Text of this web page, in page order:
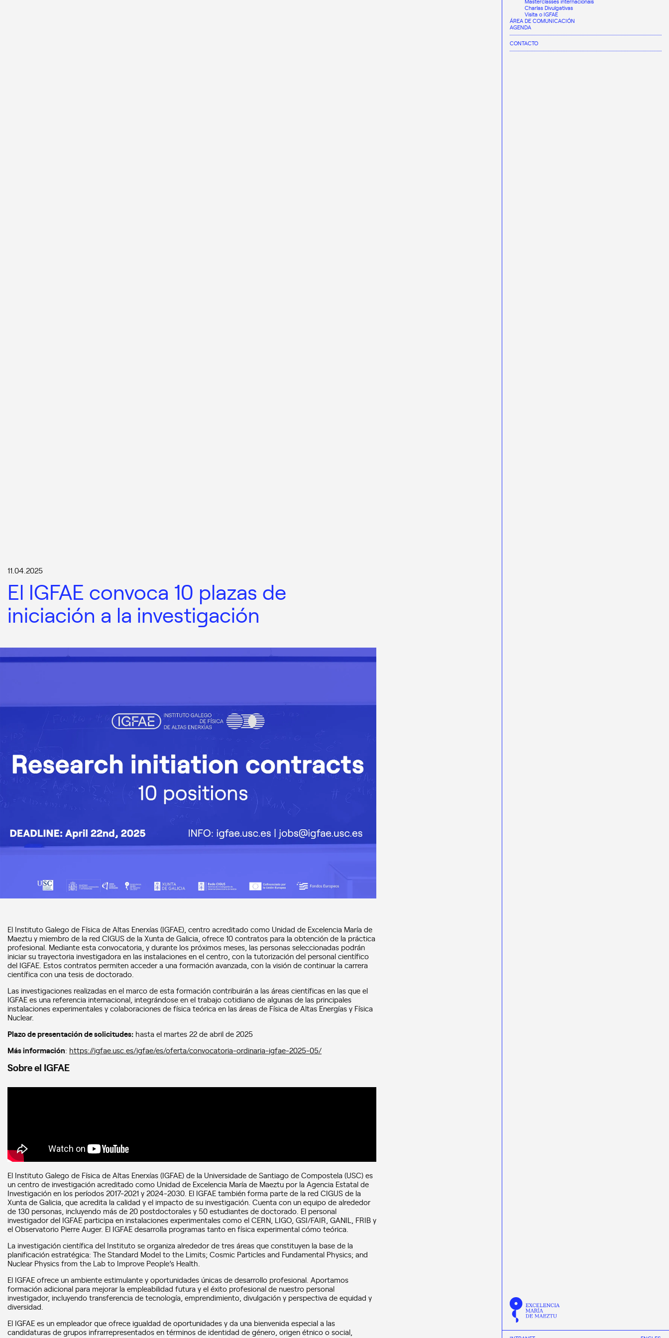
Charlas Divulgativas
Visita o IGFAE
ÁREA DE COMUNICACIÓN
AGENDA
CONTACTO
11.04.2025
El IGFAE convoca 10 plazas de
iniciación a la investigación
El Instituto Galego de Física de Altas Enerxías (IGFAE), centro acreditado como Unidad de Excelencia María de
Maeztu y miembro de la red CIGUS de la Xunta de Galicia, ofrece 10 contratos para la obtención de la práctica
profesional. Mediante esta convocatoria, y durante los próximos meses, las personas seleccionadas podrán
iniciar su trayectoria investigadora en las instalaciones en el centro, con la tutorización del personal científico
del IGFAE. Estos contratos permiten acceder a una formación avanzada, con la visión de continuar la carrera
científica con una tesis de doctorado.
Las investigaciones realizadas en el marco de esta formación contribuirán a las áreas científicas en las que el
IGFAE es una referencia internacional, integrándose en el trabajo cotidiano de algunas de las principales
instalaciones experimentales y colaboraciones de física teórica en las áreas de Física de Altas Energías y Física
Nuclear.
Plazo de presentación de solicitudes: hasta el martes 22 de abril de 2025
Más información: https://igfae.usc.es/igfae/es/oferta/convocatoria-ordinaria-igfae-2025-05/
Sobre el IGFAE
El Instituto Galego de Física de Altas Enerxías (IGFAE) de la Universidade de Santiago de Compostela (USC) es
un centro de investigación acreditado como Unidad de Excelencia María de Maeztu por la Agencia Estatal de
Investigación en los períodos 2017-2021 y 2024-2030. El IGFAE también forma parte de la red CIGUS de la
Xunta de Galicia, que acredita la calidad y el impacto de su investigación. Cuenta con un equipo de alrededor
de 130 personas, incluyendo más de 20 postdoctorales y 50 estudiantes de doctorado. El personal
investigador del IGFAE participa en instalaciones experimentales como el CERN, LIGO, GSI/FAIR, GANIL, FRIB y
el Observatorio Pierre Auger. El IGFAE desarrolla programas tanto en física experimental cómo teórica.
La investigación científica del Instituto se organiza alrededor de tres áreas que constituyen la base de la
planificación estratégica: The Standard Model to the Limits; Cosmic Particles and Fundamental Physics; and
Nuclear Physics from the Lab to Improve People’s Health.
El IGFAE ofrece un ambiente estimulante y oportunidades únicas de desarrollo profesional. Aportamos
formación adicional para mejorar la empleabilidad futura y el éxito profesional de nuestro personal
investigador, incluyendo transferencia de tecnología, emprendimiento, divulgación y perspectiva de equidad y
diversidad.
El IGFAE es un empleador que ofrece igualdad de oportunidades y da una bienvenida especial a las
candidaturas de grupos infrarrepresentados en términos de identidad de género, origen étnico o social,